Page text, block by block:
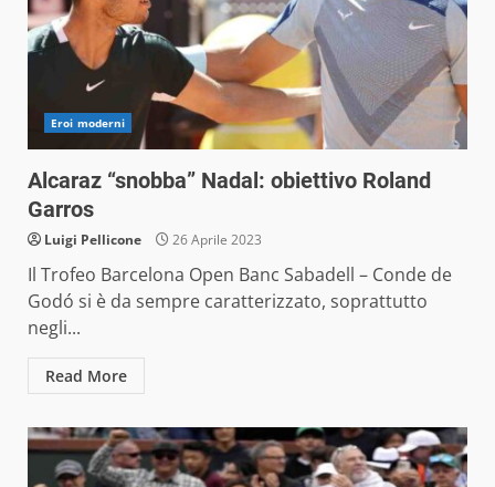
Eroi moderni
Alcaraz “snobba” Nadal: obiettivo Roland
Garros
Luigi Pellicone 26 Aprile 2023
Il Trofeo Barcelona Open Banc Sabadell – Conde de
Godó si è da sempre caratterizzato, soprattutto
negli...
Read More